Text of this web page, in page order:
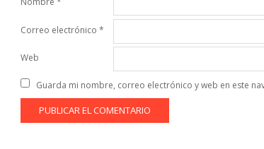
Correo electrónico *
Web
Guarda mi nombre, correo electrónico y web en este